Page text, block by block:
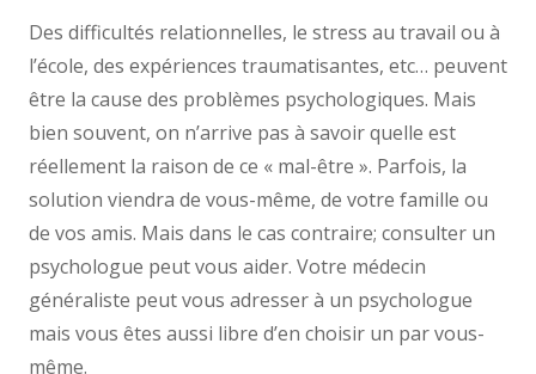
Des difficultés relationnelles, le stress au travail ou à
l’école, des expériences traumatisantes, etc… peuvent
être la cause des problèmes psychologiques. Mais
bien souvent, on n’arrive pas à savoir quelle est
réellement la raison de ce « mal-être ». Parfois, la
solution viendra de vous-même, de votre famille ou
de vos amis. Mais dans le cas contraire; consulter un
psychologue peut vous aider. Votre médecin
généraliste peut vous adresser à un psychologue
mais vous êtes aussi libre d’en choisir un par vous-
même.